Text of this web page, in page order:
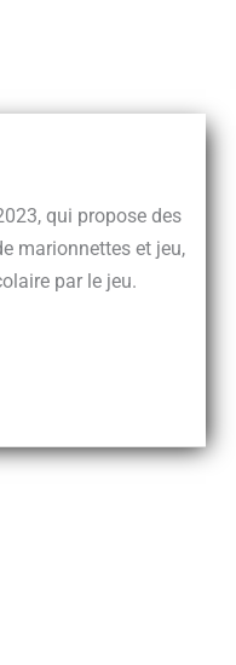
qui propose des
marionnettes et jeu,
par le jeu.